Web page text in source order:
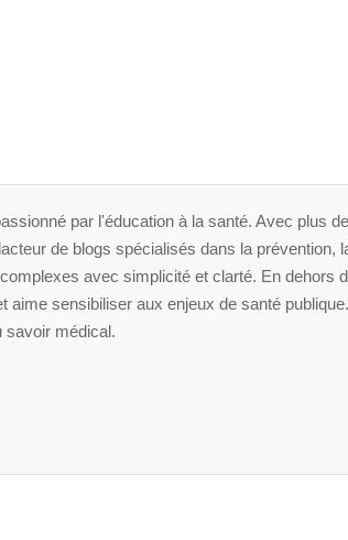
par l'éducation à la santé. Avec plus
de blogs spécialisés dans la prévention,
avec simplicité et clarté. En dehors
aime sensibiliser aux enjeux de santé
savoir médical.